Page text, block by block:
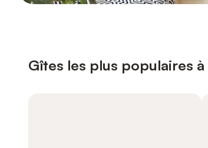
Gîtes les plus populaires